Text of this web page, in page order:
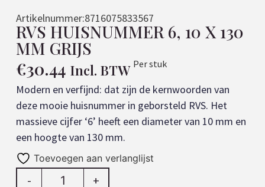
Artikelnummer:8716075833567
RVS HUISNUMMER 6, 10 X 130
MM GRIJS
€30.44 Incl. BTW Per stuk
Modern en verfijnd: dat zijn de kernwoorden van
deze mooie huisnummer in geborsteld RVS. Het
massieve cijfer ‘6’ heeft een diameter van 10 mm en
een hoogte van 130 mm.
Toevoegen aan verlanglijst
- +